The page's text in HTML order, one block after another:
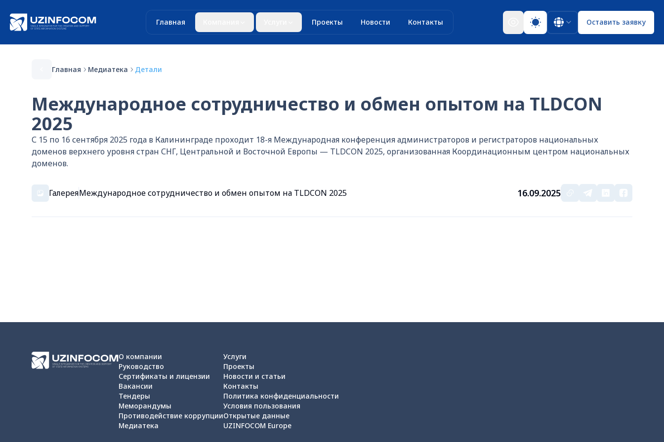
Главная Проекты Новости Контакты Оставить заявку
Главная Медиатека Детали
Международное сотрудничество и обмен опытом на TLDCON
2025
С 15 по 16 сентября 2025 года в Калининграде проходит 18-я Международная конференция администраторов и регистраторов национальных
доменов верхнего уровня стран СНГ, Центральной и Восточной Европы — TLDCON 2025, организованная Координационным центром национальных
доменов.
ГалереяМеждународное сотрудничество и обмен опытом на TLDCON 2025 16.09.2025
О компании
Руководство
Сертификаты и лицензии
Вакансии
Тендеры
Меморандумы
Противодействие коррупции
Медиатека
Услуги
Проекты
Новости и статьи
Контакты
Политика конфиденциальности
Условия пользования
Открытые данные
UZINFOCOM Europe